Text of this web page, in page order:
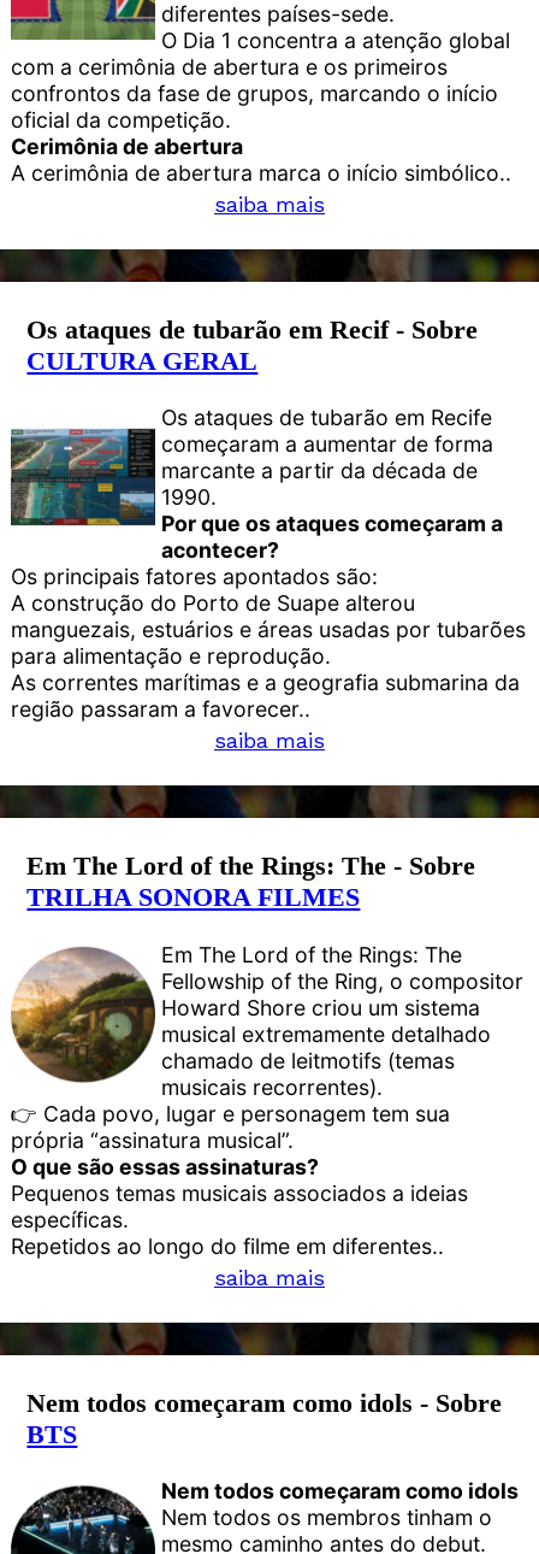
diferentes países-sede.
O Dia 1 concentra a atenção global
com a cerimônia de abertura e os primeiros
confrontos da fase de grupos, marcando o início
oficial da competição.
Cerimônia de abertura
A cerimônia de abertura marca o início simbólico..
saiba mais
Os ataques de tubarão em Recif - Sobre
CULTURA GERAL
Os ataques de tubarão em Recife
começaram a aumentar de forma
marcante a partir da década de
1990.
Por que os ataques começaram a
acontecer?
Os principais fatores apontados são:
A construção do Porto de Suape alterou
manguezais, estuários e áreas usadas por tubarões
para alimentação e reprodução.
As correntes marítimas e a geografia submarina da
região passaram a favorecer..
saiba mais
Em The Lord of the Rings: The - Sobre
TRILHA SONORA FILMES
Em The Lord of the Rings: The
Fellowship of the Ring, o compositor
Howard Shore criou um sistema
musical extremamente detalhado
chamado de leitmotifs (temas
musicais recorrentes).
👉 Cada povo, lugar e personagem tem sua
própria “assinatura musical”.
O que são essas assinaturas?
Pequenos temas musicais associados a ideias
específicas.
Repetidos ao longo do filme em diferentes..
saiba mais
Nem todos começaram como idols - Sobre
BTS
Nem todos começaram como idols
Nem todos os membros tinham o
mesmo caminho antes do debut.